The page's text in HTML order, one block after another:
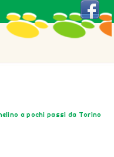
a pochi passi da Torino